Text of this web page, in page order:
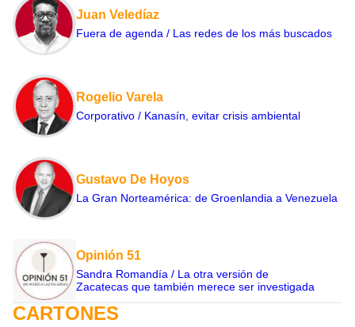
Juan Veledíaz
Fuera de agenda / Las redes de los más buscados
Rogelio Varela
Corporativo / Kanasín, evitar crisis ambiental
Gustavo De Hoyos
La Gran Norteamérica: de Groenlandia a Venezuela
Opinión 51
Sandra Romandía / La otra versión de
Zacatecas que también merece ser investigada
CARTONES